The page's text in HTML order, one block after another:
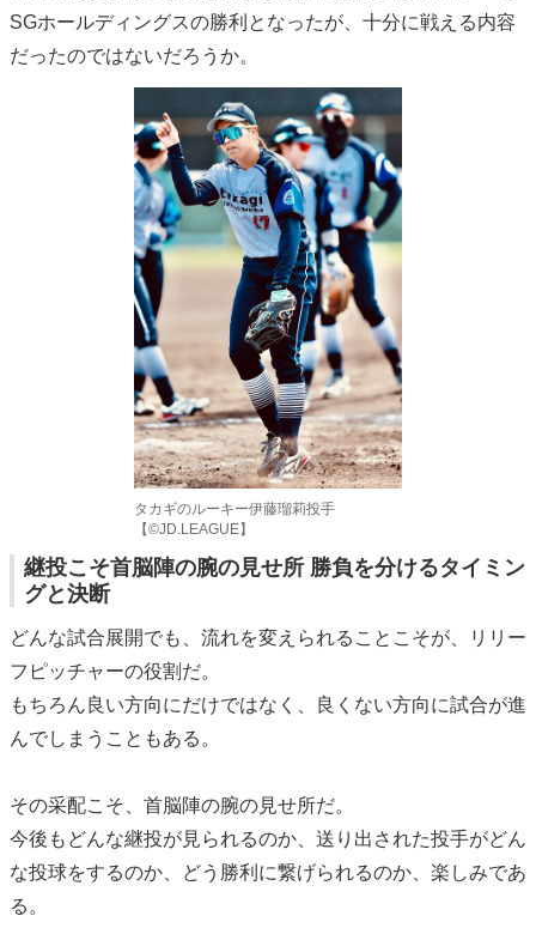
SGホールディングスの勝利となったが、十分に戦える内容
だったのではないだろうか。
タカギのルーキー伊藤瑠莉投手
【©️JD.LEAGUE】
継投こそ首脳陣の腕の見せ所 勝負を分けるタイミン
グと決断
どんな試合展開でも、流れを変えられることこそが、リリー
フピッチャーの役割だ。
もちろん良い方向にだけではなく、良くない方向に試合が進
んでしまうこともある。
その采配こそ、首脳陣の腕の見せ所だ。
今後もどんな継投が見られるのか、送り出された投手がどん
な投球をするのか、どう勝利に繋げられるのか、楽しみであ
る。